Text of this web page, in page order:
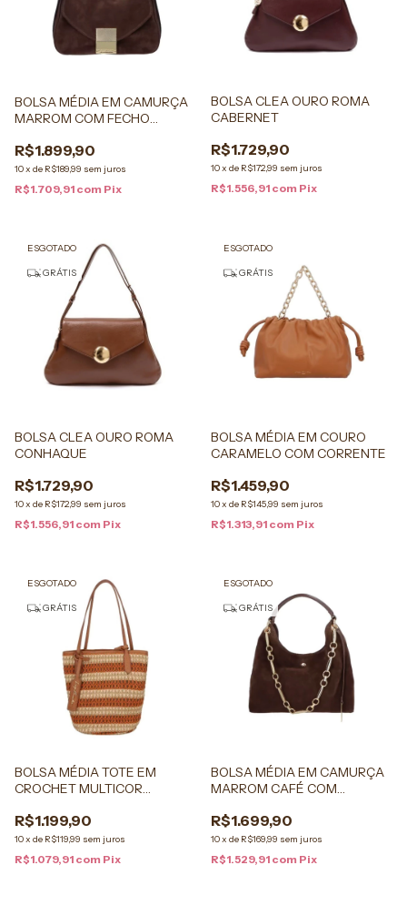
BOLSA MÉDIA EM CAMURÇA
MARROM COM FECHO
R$1.899,90
10x de R$189,99 sem juros
R$1.709,91 com Pix
BOLSA CLEA OURO ROMA
CABERNET
R$1.729,90
10x de R$172,99 sem juros
R$1.556,91 com Pix
ESGOTADO
GRÁTIS
BOLSA CLEA OURO ROMA
CONHAQUE
R$1.729,90
10x de R$172,99 sem juros
R$1.556,91 com Pix
ESGOTADO
GRÁTIS
BOLSA MÉDIA EM COURO
CARAMELO COM CORRENTE
R$1.459,90
10x de R$145,99 sem juros
R$1.313,91 com Pix
ESGOTADO
GRÁTIS
BOLSA MÉDIA TOTE EM
CROCHET MULTICOR
R$1.199,90
10x de R$119,99 sem juros
R$1.079,91 com Pix
ESGOTADO
GRÁTIS
BOLSA MÉDIA EM CAMURÇA
MARROM CAFÉ COM
R$1.699,90
10x de R$169,99 sem juros
R$1.529,91 com Pix